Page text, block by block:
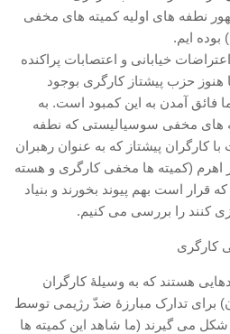
نطفه های اولیه کمیته های مخفی
بوده ایم.
خیابانی و اعتصابات پراکنده
هنوز حزب پیشتاز کارگری بوجود
فائق آمدن به این کمبود است. به
های مخفی سوسیالیستی که نطفه
کارگران پیشتاز که به عنوان رهبران
اهرم (کمیته ها مخفی کارگری و هسته
است بهم پیوند بخورند و بنیاد
کنند را بررسی می کنیم.
کارگری
هستند که به وسیلۀ کارگران
برای تدارک مبارزۀ ضدّ رژیمی توسط
شکل می گیرند (ما شاهد این کمیته ها